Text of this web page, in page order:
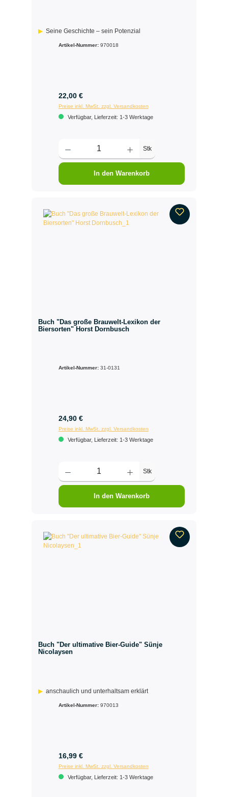
Seine Geschichte – sein Potenzial
Artikel-Nummer: 970018
22,00 €
Preise inkl. MwSt. zzgl. Versandkosten
Verfügbar, Lieferzeit: 1-3 Werktage
Stk
In den Warenkorb
Buch "Das große Brauwelt-Lexikon der
Biersorten" Horst Dornbusch
Artikel-Nummer: 31-0131
24,90 €
Preise inkl. MwSt. zzgl. Versandkosten
Verfügbar, Lieferzeit: 1-3 Werktage
Stk
In den Warenkorb
Buch "Der ultimative Bier-Guide" Sünje
Nicolaysen
anschaulich und unterhaltsam erklärt
Artikel-Nummer: 970013
16,99 €
Preise inkl. MwSt. zzgl. Versandkosten
Verfügbar, Lieferzeit: 1-3 Werktage